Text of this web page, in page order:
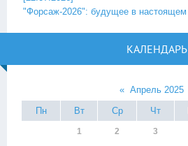
"Форсаж-2026": будущее в настоящем
КАЛЕНДАРЬ
« Апрель 2025
Пн
Вт Ср Чт
1 2 3